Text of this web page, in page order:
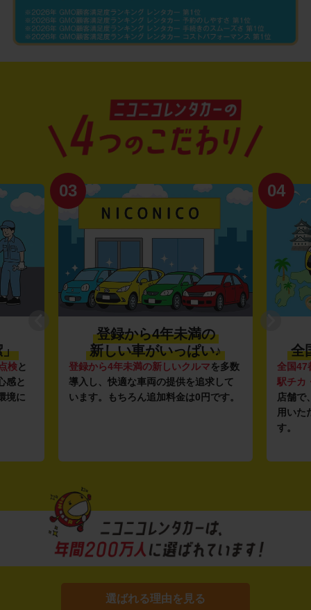
」
検と
感と
境に
03
登録から4年未満の
新しい車がいっぱい♪
登録から4年未満の新しいクルマを多数
導入し、快適な車両の提供を追求して
います。もちろん追加料金は0円です。
04
全
全国47
駅チカ
店舗で
用いた
す。
選ばれる理由を見る